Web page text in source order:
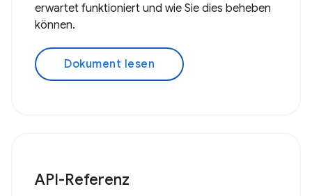
erwartet funktioniert und wie Sie dies beheben
können.
Dokument lesen
API-Referenz